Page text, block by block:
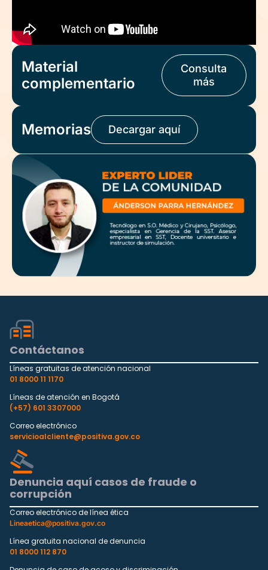
Material
complementario
Consulta
más
Memorias Decargar aquí
Contáctanos
Líneas gratuitas de atención nacional
01 8000 11 1170
Líneas de atención en Bogotá
(+57) 601 3307000
Correo electrónico
servicioalcliente@positiva.gov.co
Denuncia aquí casos de fraude o
corrupción
Correo electrónico de línea ética
Lineaetica@positiva.gov.co
Línea gratuita nacional de denuncia
01 8000 112 870